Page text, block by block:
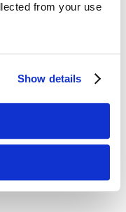
from your use
Show details